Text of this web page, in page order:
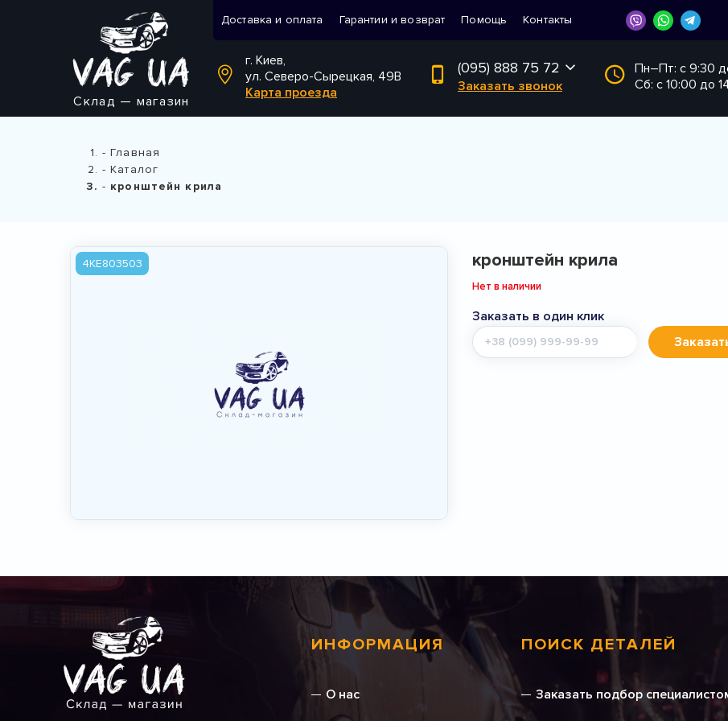
Склад — магазин
Доставка и оплата Гарантии и возврат Помощь Контакты
г. Киев,
ул. Северо-Сырецкая, 49В
Карта проезда
(095) 888 75 72
Заказать звонок
Пн–Пт: с 9:30
Сб: с 10:00 до
Главная
Каталог
кронштейн крила
4KE803503 кронштейн крила
Нет в наличии
Заказать в один клик
Мобильный
телефон
ИНФОРМАЦИЯ
О нас
ПОИСК ДЕТАЛЕЙ
Заказать подбор